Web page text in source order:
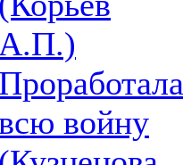
А.П.)
Проработала
войну